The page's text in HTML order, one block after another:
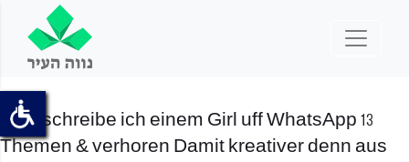
Was schreibe ich einem Girl uff WhatsApp 13
Themen & verhoren Damit kreativer denn aus